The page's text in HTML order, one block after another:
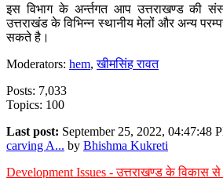
इस विभाग के अर्न्तगत आप उत्तराखण्ड की
उत्तराखंड के विभिन्न स्थानीय मेलों और अन्य
सकते है।
Moderators: hem,खीमसिंह रावत
Posts: 7,033
Topics: 100
Last post: September 25, 2022, 04:47:48
carving A... by Bhishma Kukreti
Development Issues - उत्तराखण्ड के विकास से